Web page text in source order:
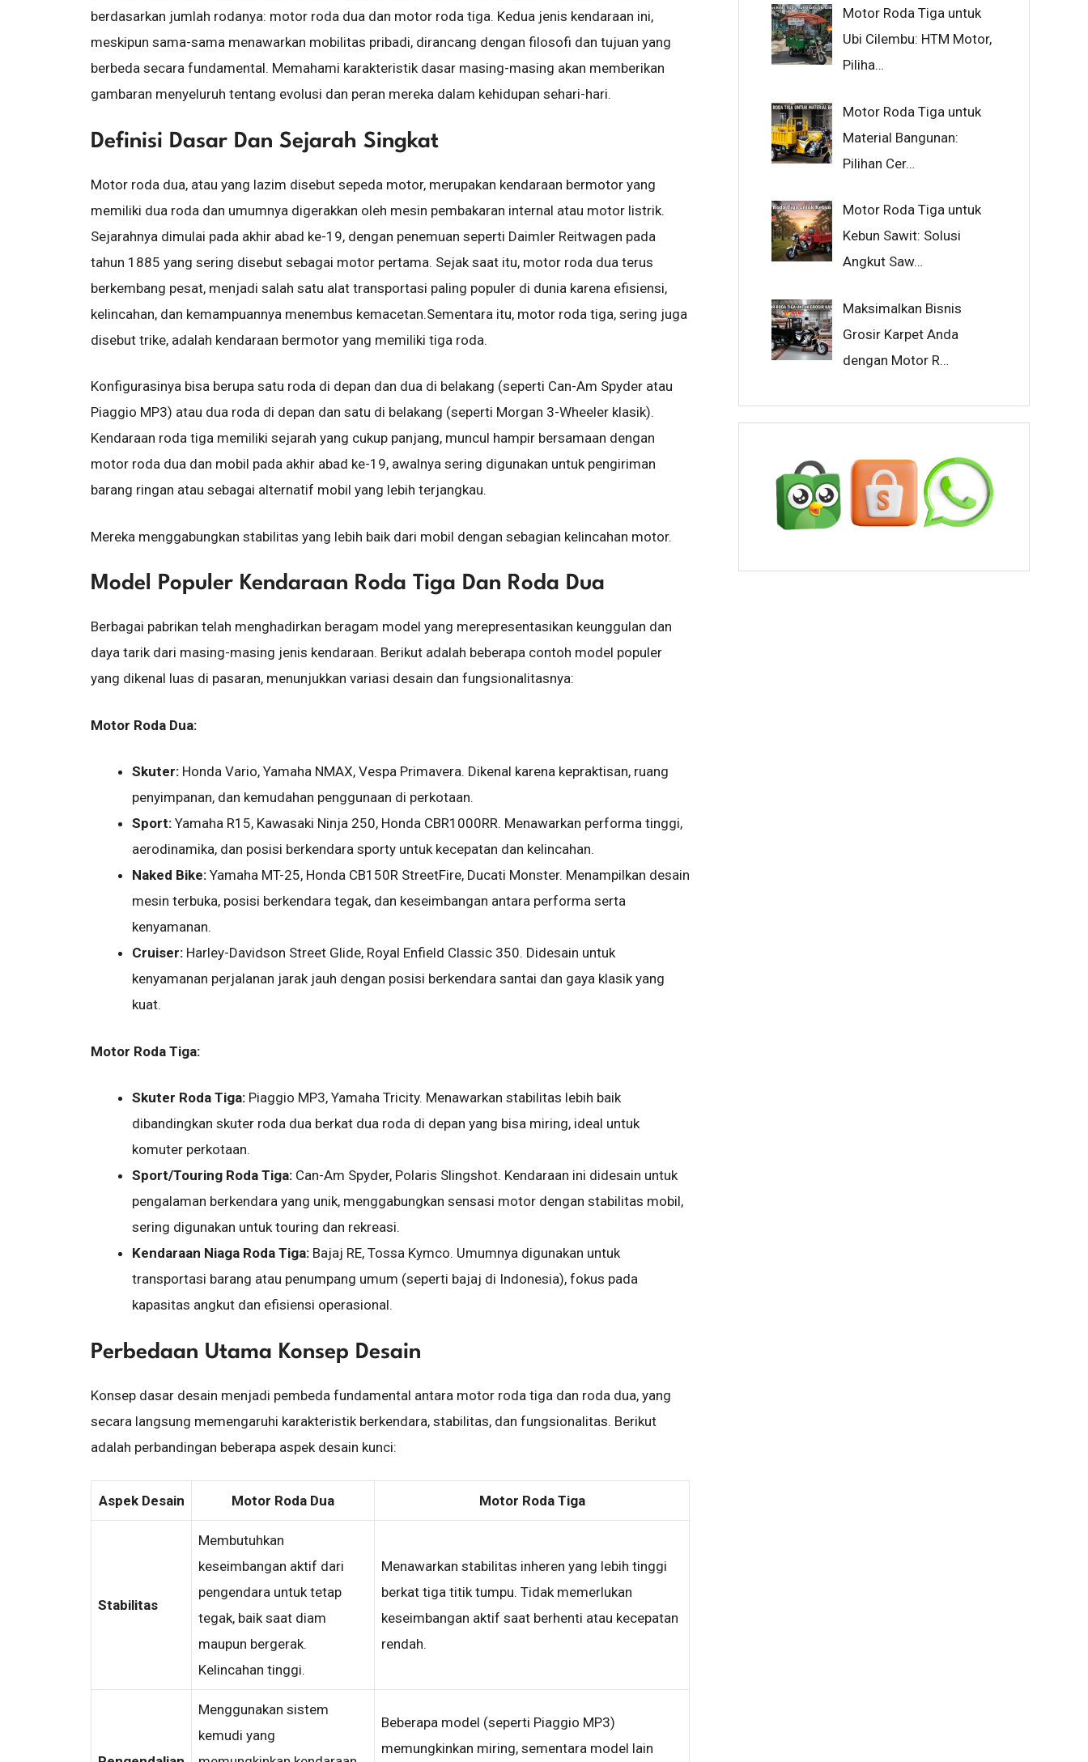
berdasarkan jumlah rodanya: motor roda dua dan motor roda tiga. Kedua jenis kendaraan ini,
meskipun sama-sama menawarkan mobilitas pribadi, dirancang dengan filosofi dan tujuan yang
berbeda secara fundamental. Memahami karakteristik dasar masing-masing akan memberikan
gambaran menyeluruh tentang evolusi dan peran mereka dalam kehidupan sehari-hari.
Definisi Dasar Dan Sejarah Singkat
Motor roda dua, atau yang lazim disebut sepeda motor, merupakan kendaraan bermotor yang
memiliki dua roda dan umumnya digerakkan oleh mesin pembakaran internal atau motor listrik.
Sejarahnya dimulai pada akhir abad ke-19, dengan penemuan seperti Daimler Reitwagen pada
tahun 1885 yang sering disebut sebagai motor pertama. Sejak saat itu, motor roda dua terus
berkembang pesat, menjadi salah satu alat transportasi paling populer di dunia karena efisiensi,
kelincahan, dan kemampuannya menembus kemacetan.Sementara itu, motor roda tiga, sering juga
disebut trike, adalah kendaraan bermotor yang memiliki tiga roda.
Konfigurasinya bisa berupa satu roda di depan dan dua di belakang (seperti Can-Am Spyder atau
Piaggio MP3) atau dua roda di depan dan satu di belakang (seperti Morgan 3-Wheeler klasik).
Kendaraan roda tiga memiliki sejarah yang cukup panjang, muncul hampir bersamaan dengan
motor roda dua dan mobil pada akhir abad ke-19, awalnya sering digunakan untuk pengiriman
barang ringan atau sebagai alternatif mobil yang lebih terjangkau.
Mereka menggabungkan stabilitas yang lebih baik dari mobil dengan sebagian kelincahan motor.
Model Populer Kendaraan Roda Tiga Dan Roda Dua
Berbagai pabrikan telah menghadirkan beragam model yang merepresentasikan keunggulan dan
daya tarik dari masing-masing jenis kendaraan. Berikut adalah beberapa contoh model populer
yang dikenal luas di pasaran, menunjukkan variasi desain dan fungsionalitasnya:
Motor Roda Dua:
Skuter: Honda Vario, Yamaha NMAX, Vespa Primavera. Dikenal karena kepraktisan, ruang
penyimpanan, dan kemudahan penggunaan di perkotaan.
Sport: Yamaha R15, Kawasaki Ninja 250, Honda CBR1000RR. Menawarkan performa tinggi,
aerodinamika, dan posisi berkendara sporty untuk kecepatan dan kelincahan.
Naked Bike: Yamaha MT-25, Honda CB150R StreetFire, Ducati Monster. Menampilkan desain
mesin terbuka, posisi berkendara tegak, dan keseimbangan antara performa serta
kenyamanan.
Cruiser: Harley-Davidson Street Glide, Royal Enfield Classic 350. Didesain untuk
kenyamanan perjalanan jarak jauh dengan posisi berkendara santai dan gaya klasik yang
kuat.
Motor Roda Tiga:
Skuter Roda Tiga: Piaggio MP3, Yamaha Tricity. Menawarkan stabilitas lebih baik
dibandingkan skuter roda dua berkat dua roda di depan yang bisa miring, ideal untuk
komuter perkotaan.
Sport/Touring Roda Tiga: Can-Am Spyder, Polaris Slingshot. Kendaraan ini didesain untuk
pengalaman berkendara yang unik, menggabungkan sensasi motor dengan stabilitas mobil,
sering digunakan untuk touring dan rekreasi.
Kendaraan Niaga Roda Tiga: Bajaj RE, Tossa Kymco. Umumnya digunakan untuk
transportasi barang atau penumpang umum (seperti bajaj di Indonesia), fokus pada
kapasitas angkut dan efisiensi operasional.
Perbedaan Utama Konsep Desain
Konsep dasar desain menjadi pembeda fundamental antara motor roda tiga dan roda dua, yang
secara langsung memengaruhi karakteristik berkendara, stabilitas, dan fungsionalitas. Berikut
adalah perbandingan beberapa aspek desain kunci:
Aspek Desain Motor Roda Dua Motor Roda Tiga
Stabilitas
Membutuhkan
keseimbangan aktif dari
pengendara untuk tetap
tegak, baik saat diam
maupun bergerak.
Kelincahan tinggi.
Menawarkan stabilitas inheren yang lebih tinggi
berkat tiga titik tumpu. Tidak memerlukan
keseimbangan aktif saat berhenti atau kecepatan
rendah.
Menggunakan sistem
kemudi yang
Beberapa model (seperti Piaggio MP3)
memungkinkan miring, sementara model lain
Motor Roda Tiga untuk
Ubi Cilembu: HTM Motor,
Piliha…
Motor Roda Tiga untuk
Material Bangunan:
Pilihan Cer…
Motor Roda Tiga untuk
Kebun Sawit: Solusi
Angkut Saw…
Maksimalkan Bisnis
Grosir Karpet Anda
dengan Motor R…